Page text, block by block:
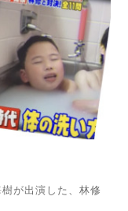
が出演した、林修